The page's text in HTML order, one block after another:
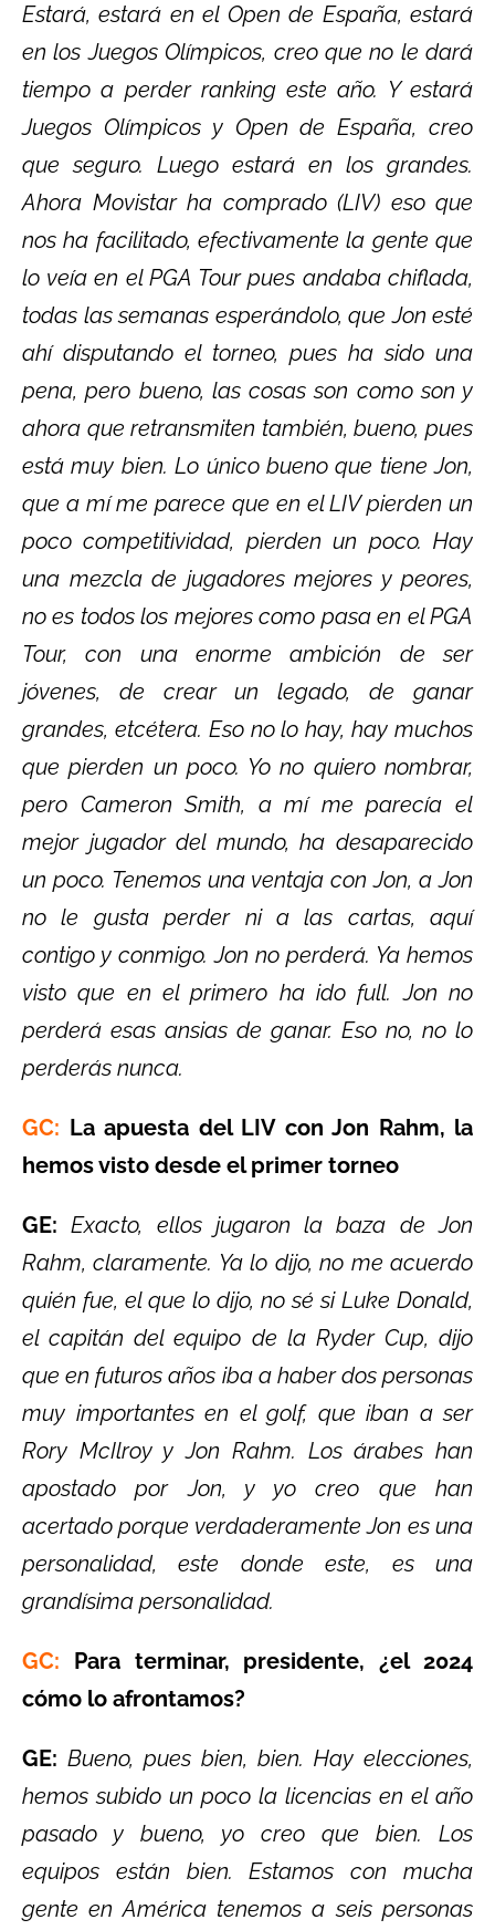
Estará, estará en el Open de España, estará
en los Juegos Olímpicos, creo que no le dará
tiempo a perder ranking este año. Y estará
Juegos Olímpicos y Open de España, creo
que seguro. Luego estará en los grandes.
Ahora Movistar ha comprado (LIV) eso que
nos ha facilitado, efectivamente la gente que
lo veía en el PGA Tour pues andaba chiflada,
todas las semanas esperándolo, que Jon esté
ahí disputando el torneo, pues ha sido una
pena, pero bueno, las cosas son como son y
ahora que retransmiten también, bueno, pues
está muy bien. Lo único bueno que tiene Jon,
que a mí me parece que en el LIV pierden un
poco competitividad, pierden un poco. Hay
una mezcla de jugadores mejores y peores,
no es todos los mejores como pasa en el PGA
Tour, con una enorme ambición de ser
jóvenes, de crear un legado, de ganar
grandes, etcétera. Eso no lo hay, hay muchos
que pierden un poco. Yo no quiero nombrar,
pero Cameron Smith, a mí me parecía el
mejor jugador del mundo, ha desaparecido
un poco. Tenemos una ventaja con Jon, a Jon
no le gusta perder ni a las cartas, aquí
contigo y conmigo. Jon no perderá. Ya hemos
visto que en el primero ha ido full. Jon no
perderá esas ansias de ganar. Eso no, no lo
perderás nunca.
GC: La apuesta del LIV con Jon Rahm, la
hemos visto desde el primer torneo
GE: Exacto, ellos jugaron la baza de Jon
Rahm, claramente. Ya lo dijo, no me acuerdo
quién fue, el que lo dijo, no sé si Luke Donald,
el capitán del equipo de la Ryder Cup, dijo
que en futuros años iba a haber dos personas
muy importantes en el golf, que iban a ser
Rory McIlroy y Jon Rahm. Los árabes han
apostado por Jon, y yo creo que han
acertado porque verdaderamente Jon es una
personalidad, este donde este, es una
grandísima personalidad.
GC: Para terminar, presidente, ¿el 2024
cómo lo afrontamos?
GE: Bueno, pues bien, bien. Hay elecciones,
hemos subido un poco la licencias en el año
pasado y bueno, yo creo que bien. Los
equipos están bien. Estamos con mucha
gente en América tenemos a seis personas